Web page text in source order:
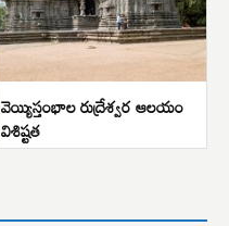
వెయ్యిస్తంభాల రుద్రేశ్వర ఆలయం
విశిష్టత